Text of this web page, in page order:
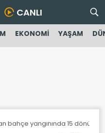
CANLI
EKONOMİ YAŞAM
bahçe yangınında 15 dönüm